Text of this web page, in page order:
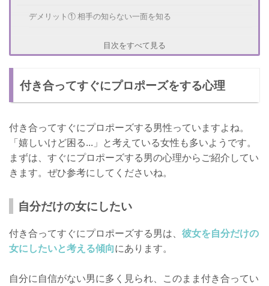
デメリット① 相手の知らない一面を知る
さいごに
目次をすべて見る
付き合ってすぐにプロポーズをする心理
付き合ってすぐにプロポーズする男性っていますよね。
「嬉しいけど困る...」と考えている女性も多いようです。
まずは、すぐにプロポーズする男の心理からご紹介してい
きます。ぜひ参考にしてくださいね。
自分だけの女にしたい
付き合ってすぐにプロポーズする男は、 彼女を自分だけの
女にしたいと考える傾向にあります。
自分に自信がない男に多く見られ、このまま付き合ってい